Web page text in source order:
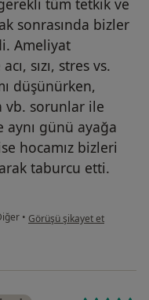
sonrasında bizler
Ameliyat
sızı, stres vs.
düşünürken,
vb. sorunlar ile
aynı günü ayağa
hocamız bizleri
taburcu etti.
• kullanıcının görüşüne göre
Görüşü şikayet et